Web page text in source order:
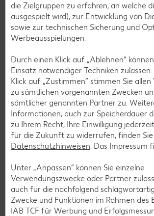
Muffin-Rezepte
Apfelkuchen-Rezepte
Torten-Rezepte
Eis-Rezepte
Pfannkuchen-Rezepte
Plätzchen-Rezepte
Smoothie-Rezepte
Cocktail-Rezepte
Avocado-Rezepte
Erdbeer-Rezepte
die Zielgruppen zu erfahren, an welche
ausgespielt wird), zur Entwicklung von
sowie zur technischen Sicherung und
Werbeausspielungen.
Durch einen Klick auf „Ablehnen“
Einsatz notwendiger Techniken
Klick auf „Zustimmen“ stimmen Sie
zu sämtlichen vorgenannten Zwecken
sämtlicher genannten Partner zu.
Informationen, auch zur Speicherdauer
zu Ihrem Recht, Ihre Einwilligung
für die Zukunft zu widerrufen, finden Sie
Datenschutzhinweisen. Das Impressum
Unter „Anpassen“ können Sie einzelne
Verwendungszwecke oder Partner
auch für die nachfolgend
Zwecke und Funktionen im Rahmen des
IAB TCF für Werbung und